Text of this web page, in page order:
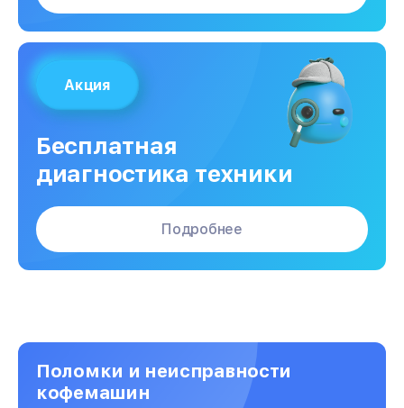
Акция
Бесплатная
диагностика техники
Подробнее
Поломки и неисправности
кофемашин